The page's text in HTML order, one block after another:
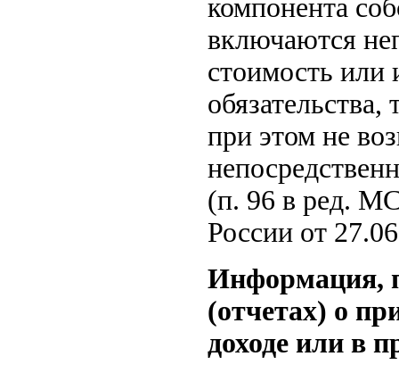
компонента
включаются
стоимость или
при этом не
(п. 96 в ред.
России от
Информация,
(отчетах) о
доходе или в